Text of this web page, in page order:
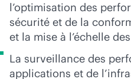
l’optimisation des
sécurité et de la
et la mise à l’échelle
La surveillance des
applications et de